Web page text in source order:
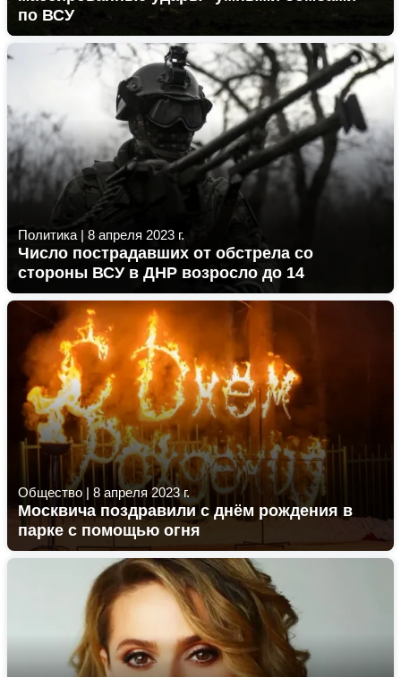
по ВСУ
Политика | 8 апреля 2023 г.
Число пострадавших от обстрела со
стороны ВСУ в ДНР возросло до 14
Общество | 8 апреля 2023 г.
Москвича поздравили с днём рождения в
парке с помощью огня